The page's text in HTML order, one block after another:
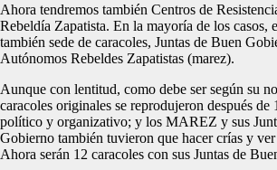
Ahora tendremos también Centros de
Rebeldía Zapatista. En la mayoría de los casos,
también sede de caracoles, Juntas de Buen
Autónomos Rebeldes Zapatistas (marez).
Aunque con lentitud, como debe ser según su
caracoles originales se reprodujeron después de
político y organizativo; y los MAREZ y sus
Gobierno también tuvieron que hacer crías y
Ahora serán 12 caracoles con sus Juntas de